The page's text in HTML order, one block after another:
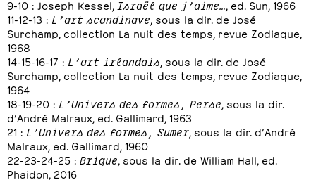
9-10 : Joseph Kessel, Israël que j’aime…
, ed. Sun, 1966
11-12-13 : L’art scandinave , sous la dir. de José
Surchamp, collection La nuit des temps, revue Zodiaque,
1968
14-15-16-17 : L’art irlandais , sous la dir. de José
Surchamp, collection La nuit des temps, revue Zodiaque,
1964
18-19-20 : L’Univers des formes, Perse , sous la dir.
d’André Malraux, ed. Gallimard, 1963
21 : L’Univers des formes, Sumer , sous la dir. d’André
Malraux, ed. Gallimard, 1960
22-23-24-25 : Brique , sous la dir. de William Hall, ed.
Phaidon, 2016